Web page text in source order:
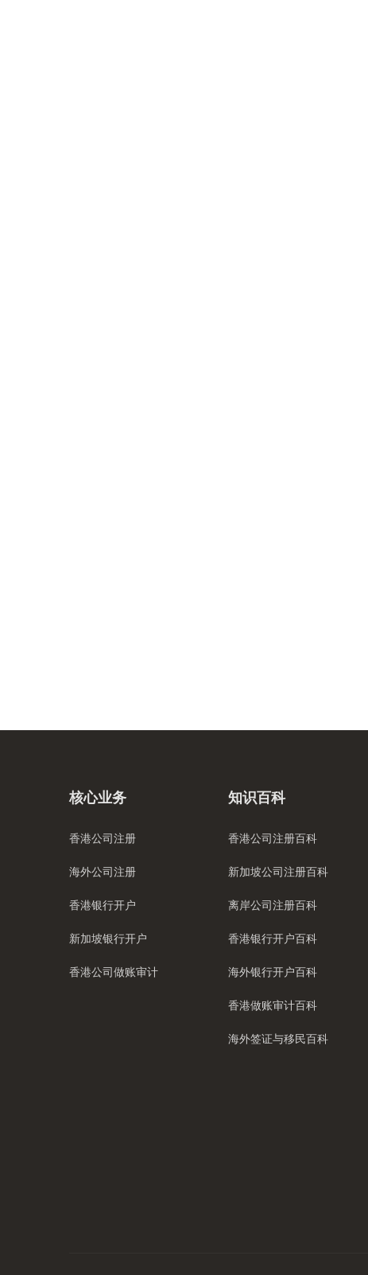
核心业务
香港公司注册
海外公司注册
香港银行开户
新加坡银行开户
香港公司做账审计
知识百科
香港公司注册百科
新加坡公司注册百科
离岸公司注册百科
香港银行开户百科
海外银行开户百科
香港做账审计百科
海外签证与移民百科